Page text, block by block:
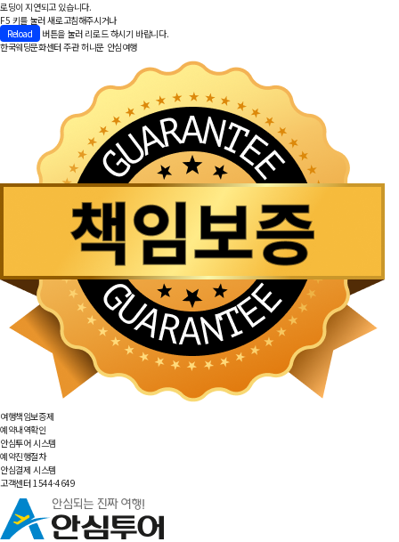
로딩이 지연되고 있습니다.
F5 키를 눌러 새로고침해주시거나
Reload
버튼을 눌러 리로드 하시기 바랍니다.
한국웨딩문화센터 주관허니문 안심여행
여행책임보증제
예약내역확인
안심투어 시스템
예약진행절차
안심결제 시스템
고객센터 1544-4649